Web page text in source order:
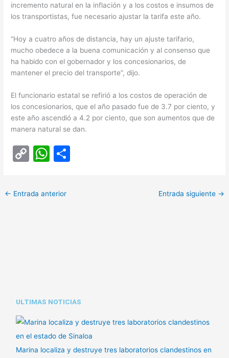
incremento natural en la inflación y a los costos e insumos de
los transportistas, fue necesario ajustar la tarifa este año.
“Hoy a cuatro años de distancia, hay un ajuste tarifario,
mucho obedece a la buena comunicación y al consenso que
ha habido con el gobernador y los concesionarios, de
mantener el precio del transporte”, dijo.
El funcionario estatal se refirió a los costos de operación de
los concesionarios, que el año pasado fue de 3.7 por ciento, y
este año ascendió a 4.2 por ciento, que son aumentos que de
manera natural se dan.
C
p
y
W
at
s
← Entrada anterior Entrada siguiente →
ULTIMAS NOTICIAS
Marina localiza y destruye tres laboratorios clandestinos en